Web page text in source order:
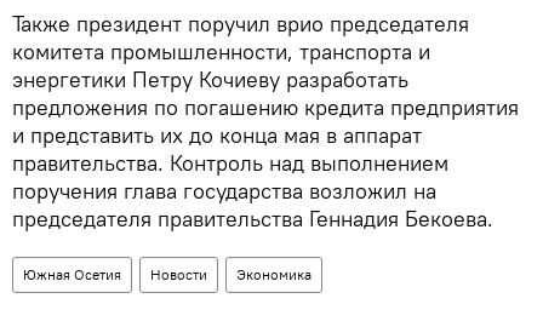
Также президент поручил врио председателя
комитета промышленности, транспорта и
энергетики Петру Кочиеву разработать
предложения по погашению кредита предприятия
и представить их до конца мая в аппарат
правительства. Контроль над выполнением
поручения глава государства возложил на
председателя правительства Геннадия Бекоева.
Южная Осетия Новости Экономика